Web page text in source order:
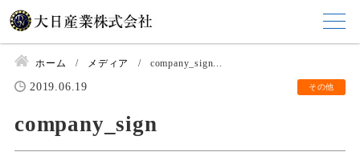
ホーム メディア company_sign...
2019.06.19 その他
company_sign